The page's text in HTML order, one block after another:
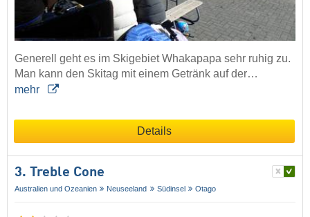
Generell geht es im Skigebiet Whakapapa sehr ruhig zu.
Man kann den Skitag mit einem Getränk auf der…
mehr
Details
3. Treble Cone
Australien und Ozeanien Neuseeland Südinsel Otago